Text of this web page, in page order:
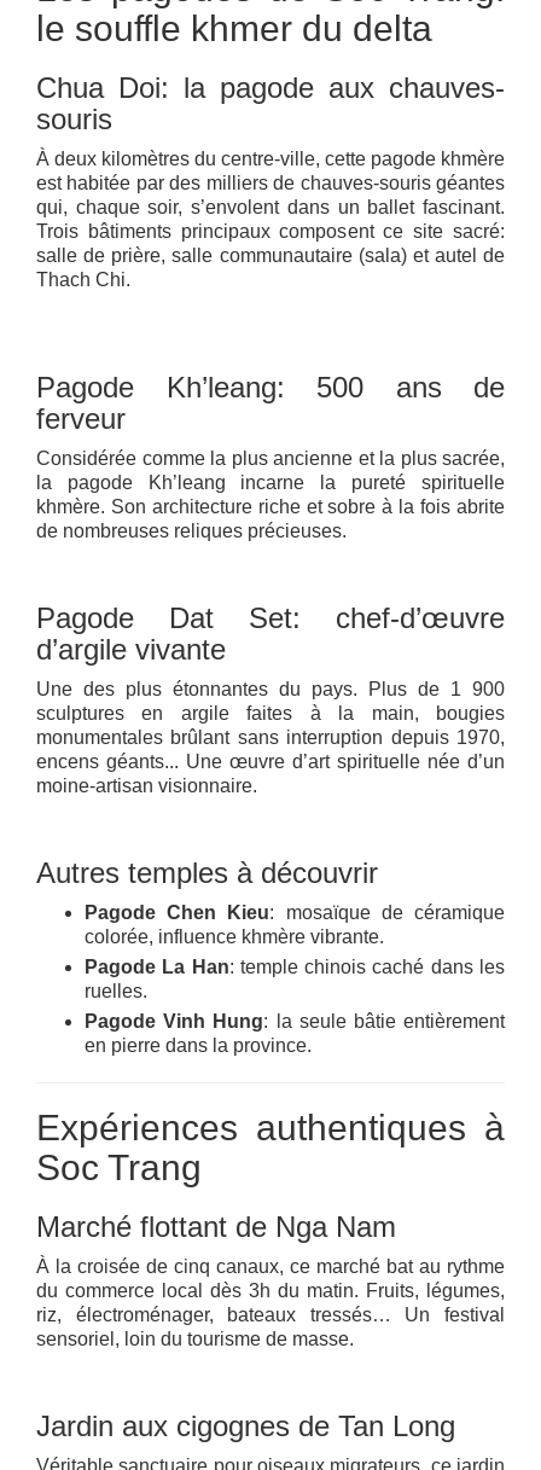
le souffle khmer du delta
Chua Doi: la pagode aux chauves-
souris
À deux kilomètres du centre-ville, cette pagode khmère
est habitée par des milliers de chauves-souris géantes
qui, chaque soir, s’envolent dans un ballet fascinant.
Trois bâtiments principaux composent ce site sacré:
salle de prière, salle communautaire (sala) et autel de
Thach Chi.
Pagode Kh’leang: 500 ans de
ferveur
Considérée comme la plus ancienne et la plus sacrée,
la pagode Kh’leang incarne la pureté spirituelle
khmère. Son architecture riche et sobre à la fois abrite
de nombreuses reliques précieuses.
Pagode Dat Set: chef-d’œuvre
d’argile vivante
Une des plus étonnantes du pays. Plus de 1 900
sculptures en argile faites à la main, bougies
monumentales brûlant sans interruption depuis 1970,
encens géants... Une œuvre d’art spirituelle née d’un
moine-artisan visionnaire.
Autres temples à découvrir
Pagode Chen Kieu: mosaïque de céramique
colorée, influence khmère vibrante.
Pagode La Han: temple chinois caché dans les
ruelles.
Pagode Vinh Hung: la seule bâtie entièrement
en pierre dans la province.
Expériences authentiques à
Soc Trang
Marché flottant de Nga Nam
À la croisée de cinq canaux, ce marché bat au rythme
du commerce local dès 3h du matin. Fruits, légumes,
riz, électroménager, bateaux tressés… Un festival
sensoriel, loin du tourisme de masse.
Jardin aux cigognes de Tan Long